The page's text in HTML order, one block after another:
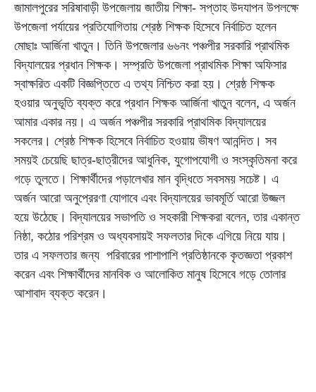
জামালপুরের সরিষাবাড়ী উপজেলায় জাতীয় শিক্ষা- সপ্তাহ উদযাপন উপলক্ষে
উপজেলা পর্যায়ের প্রতিযোগিতায় শ্রেষ্ঠ শিক্ষক হিসেবে নির্বাচিত হলেন
মোছাঃ আর্জিনা খাতুন। তিনি উপজেলার ৬৬নং পঞ্চপীর সরকারি প্রাথমিক
বিদ্যালয়ের প্রধান শিক্ষক। সম্প্রতি উপজেলা প্রাথমিক শিক্ষা অফিসার
স্বাক্ষরিত একটি বিজ্ঞপ্তিতে এ তথ্য নিশ্চিত করা হয়। শ্রেষ্ঠ শিক্ষক
হওয়ার অনুভূতি ব্যক্ত করে প্রধান শিক্ষক আর্জিনা খাতুন বলেন, এ অর্জন
আমার একার নয়। এ অর্জন পঞ্চপীর সরকারি প্রাথমিক বিদ্যালয়ের
সকলের। শ্রেষ্ঠ শিক্ষক হিসেবে নির্বাচিত হওয়ায় ভীষণ আনন্দিত। সব
সময়ই চেয়েছি ছাত্র-ছাত্রীদের আধুনিক, যুগোপযোগী ও সংস্কৃতিমনা করে
গড়ে তুলতে। শিক্ষার্থীদের পড়ালেখার মান বৃদ্ধিতে সবসময় সচেষ্ট। এ
অর্জন আরো অনুপ্রেরণা যোগাবে এবং বিদ্যালয়ের ভাবমূর্তি আরো উজ্জল
হয়ে উঠেছে। বিদ্যালয়ের সভাপতি ও সহকারী শিক্ষকরা বলেন, তার একান্ত
নিষ্ঠা, কঠোর পরিশ্রম ও অধ্যবসায়ই সফলতার দিকে এগিয়ে নিয়ে যায়।
তার এ সফলতার জন্য পরিবারের পাশাপাশি প্রতিষ্ঠানকে কৃতজ্ঞতা প্রকাশ
করেন এবং শিক্ষার্থীদের মানবিক ও আলোকিত মানুষ হিসেবে গড়ে তোলার
আশাবাদ ব্যক্ত করেন।